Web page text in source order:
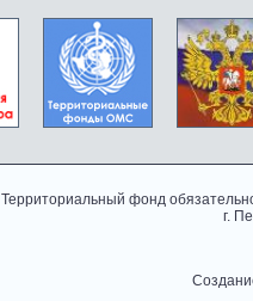
Территориальный фонд
г.